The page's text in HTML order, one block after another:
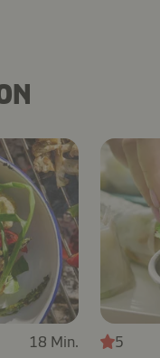
18 Min. 5